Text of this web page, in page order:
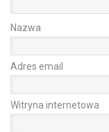
Nazwa
Adres email
Witryna internetowa